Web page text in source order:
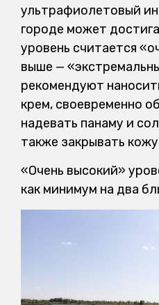
ультрафиолетовый
городе может
уровень считается
выше —
рекомендуют
крем, своевременно
надевать панаму и
также закрывать
«Очень высокий»
как минимум на два